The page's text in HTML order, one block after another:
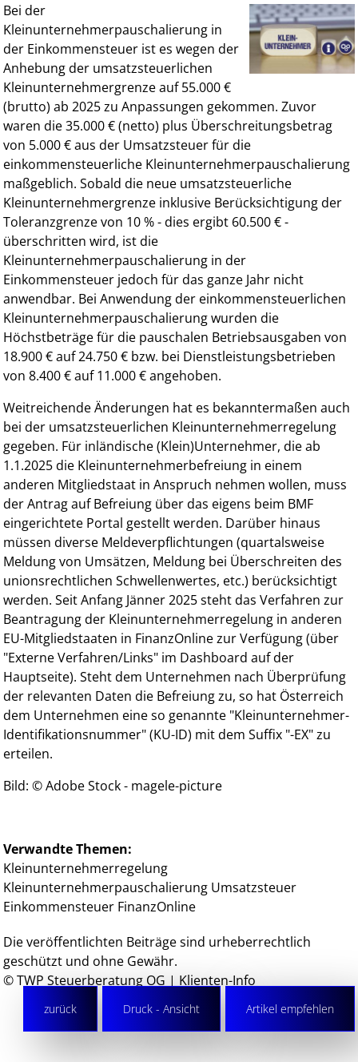
Bei der
Kleinunternehmerpauschalierung in
der Einkommensteuer ist es wegen der
Anhebung der umsatzsteuerlichen
Kleinunternehmergrenze auf 55.000 €
(brutto) ab 2025 zu Anpassungen gekommen. Zuvor
waren die 35.000 € (netto) plus Überschreitungsbetrag
von 5.000 € aus der Umsatzsteuer für die
einkommensteuerliche Kleinunternehmerpauschalierung
maßgeblich. Sobald die neue umsatzsteuerliche
Kleinunternehmergrenze inklusive Berücksichtigung der
Toleranzgrenze von 10 % - dies ergibt 60.500 € -
überschritten wird, ist die
Kleinunternehmerpauschalierung in der
Einkommensteuer jedoch für das ganze Jahr nicht
anwendbar. Bei Anwendung der einkommensteuerlichen
Kleinunternehmerpauschalierung wurden die
Höchstbeträge für die pauschalen Betriebsausgaben von
18.900 € auf 24.750 € bzw. bei Dienstleistungsbetrieben
von 8.400 € auf 11.000 € angehoben.
Weitreichende Änderungen hat es bekanntermaßen auch
bei der umsatzsteuerlichen Kleinunternehmerregelung
gegeben. Für inländische (Klein)Unternehmer, die ab
1.1.2025 die Kleinunternehmerbefreiung in einem
anderen Mitgliedstaat in Anspruch nehmen wollen, muss
der Antrag auf Befreiung über das eigens beim BMF
eingerichtete Portal gestellt werden. Darüber hinaus
müssen diverse Meldeverpflichtungen (quartalsweise
Meldung von Umsätzen, Meldung bei Überschreiten des
unionsrechtlichen Schwellenwertes, etc.) berücksichtigt
werden. Seit Anfang Jänner 2025 steht das Verfahren zur
Beantragung der Kleinunternehmerregelung in anderen
EU-Mitgliedstaaten in FinanzOnline zur Verfügung (über
"Externe Verfahren/Links" im Dashboard auf der
Hauptseite). Steht dem Unternehmen nach Überprüfung
der relevanten Daten die Befreiung zu, so hat Österreich
dem Unternehmen eine so genannte "Kleinunternehmer-
Identifikationsnummer" (KU-ID) mit dem Suffix "-EX" zu
erteilen.
Bild: © Adobe Stock - magele-picture
Verwandte Themen:
Kleinunternehmerregelung
Kleinunternehmerpauschalierung Umsatzsteuer
Einkommensteuer FinanzOnline
Die veröffentlichten Beiträge sind urheberrechtlich
geschützt und ohne Gewähr.
© TWP Steuerberatung OG | Klienten-Info
zurück Druck - Ansicht Artikel empfehlen